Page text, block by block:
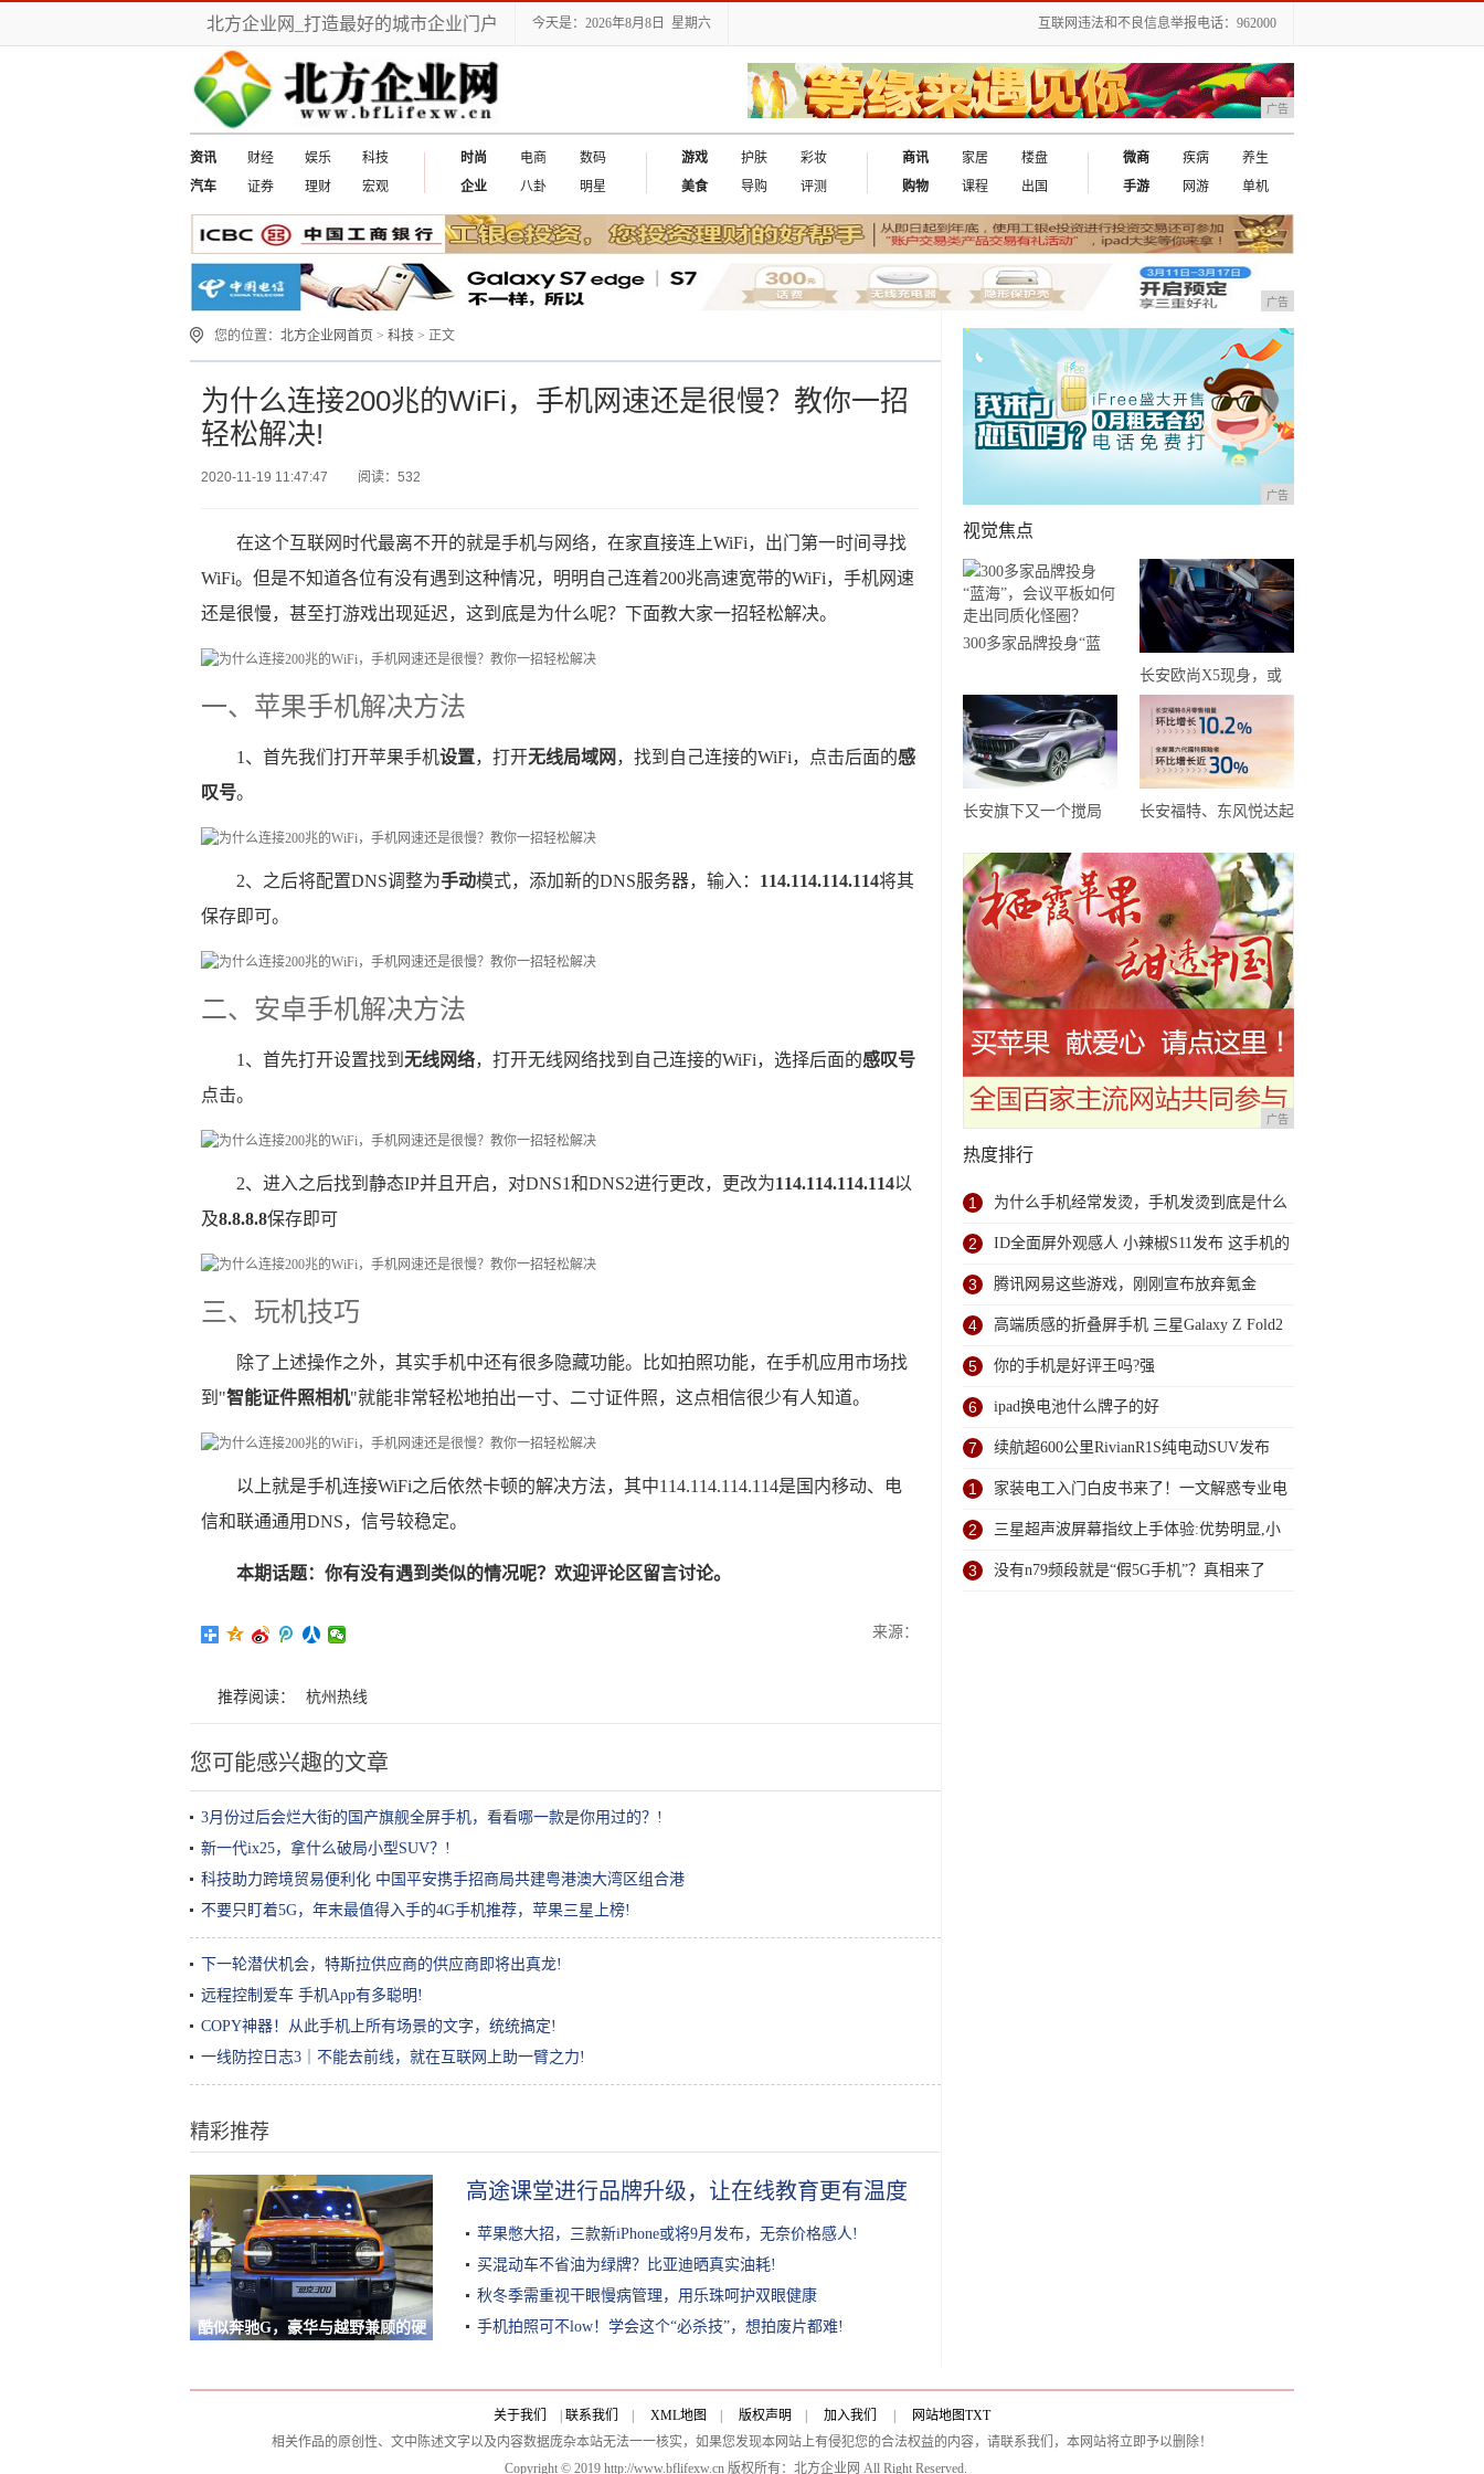
北方企业网_打造最好的城市企业门户 今天是：2026年8月8日 星期六 互联网违法和不良信息举报电话：962000
广告
资讯 财经 娱乐
科技
汽车
证券 理财 宏观
时尚 电商
数码
企业
八卦 明星
游戏 护肤
彩妆
美食
导购 评测
商讯 家居
楼盘
购物
课程 出国
微商 疾病
养生
手游
网游 单机
广告
您的位置： 北方企业网首页 > 科技 > 正文
为什么连接200兆的WiFi，手机网速还是很慢？教你一招
轻松解决!
2020-11-19 11:47:47 阅读：532
在这个互联网时代最离不开的就是手机与网络，在家直接连上WiFi，出门第一时间寻找
WiFi。但是不知道各位有没有遇到这种情况，明明自己连着200兆高速宽带的WiFi，手机网速
还是很慢，甚至打游戏出现延迟，这到底是为什么呢？下面教大家一招轻松解决。
一、苹果手机解决方法
1、首先我们打开苹果手机设置，打开无线局域网 ，找到自己连接的WiFi，点击后面的感
叹号。
2、之后将配置DNS调整为手动模式，添加新的DNS服务器，输入： 114.114.114.114将其
保存即可。
二、安卓手机解决方法
1、首先打开设置找到 无线网络，打开无线网络找到自己连接的WiFi，选择后面的感叹号
点击。
2、进入之后找到静态IP并且开启，对DNS1和DNS2进行更改，更改为114.114.114.114以
及8.8.8.8保存即可
三、玩机技巧
除了上述操作之外，其实手机中还有很多隐藏功能。比如拍照功能，在手机应用市场找
到"智能证件照相机"就能非常轻松地拍出一寸、二寸证件照，这点相信很少有人知道。
以上就是手机连接WiFi之后依然卡顿的解决方法，其中114.114.114.114是国内移动、电
信和联通通用DNS，信号较稳定。
本期话题：你有没有遇到类似的情况呢？欢迎评论区留言讨论。
来源：
推荐阅读： 杭州热线
您可能感兴趣的文章
3月份过后会烂大街的国产旗舰全屏手机，看看哪一款是你用过的？!
新一代ix25，拿什么破局小型SUV？!
科技助力跨境贸易便利化 中国平安携手招商局共建粤港澳大湾区组合港
不要只盯着5G，年末最值得入手的4G手机推荐，苹果三星上榜!
下一轮潜伏机会，特斯拉供应商的供应商即将出真龙!
远程控制爱车 手机App有多聪明!
COPY神器！从此手机上所有场景的文字，统统搞定!
一线防控日志3｜不能去前线，就在互联网上助一臂之力!
精彩推荐
酷似奔驰G，豪华与越野兼顾的硬
售
高途课堂进行品牌升级，让在线教育更有温度
苹果憋大招，三款新iPhone或将9月发布，无奈价格感人!
买混动车不省油为绿牌？比亚迪晒真实油耗!
秋冬季需重视干眼慢病管理，用乐珠呵护双眼健康
手机拍照可不low！学会这个“必杀技”，想拍废片都难!
广告
视觉焦点
300多家品牌投身“蓝
出同质化怪圈？
长安欧尚X5现身，或
许起售5.55万元？年轻
人有了新选择
长安旗下又一个搅局
力，或仅6万预售
长安福特、东风悦达起
而长安马自达靠技术
广告
热度排行
1 为什么手机经常发烫，手机发烫到底是什么
原因？
2 ID全面屏外观感人 小辣椒S11发布 这手机的
刘海真像iPhone X
3 腾讯网易这些游戏，刚刚宣布放弃氪金
4 高端质感的折叠屏手机 三星Galaxy Z Fold2
5G：世界聚焦于你
5 你的手机是好评王吗?强
6 ipad换电池什么牌子的好
7 续航超600公里RivianR1S纯电动SUV发布
1 家装电工入门白皮书来了！一文解惑专业电
工必备技能
2 三星超声波屏幕指纹上手体验:优势明显,小
缺点瑕不掩瑜
3 没有n79频段就是“假5G手机”？真相来了
关于我们 联系我们 XML地图 版权声明 加入我们 网站地图TXT
相关作品的原创性、文中陈述文字以及内容数据庞杂本站无法一一核实，如果您发现本网站上有侵犯您的合法权益的内容，请联系我们，本网站将立即予以删除！
Copyright © 2019 http://www.bflifexw.cn 版权所有：北方企业网 All Right Reserved.